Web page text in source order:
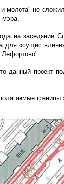
молота" не
мэра.
на заседании
для
Лефортово".
данный проект